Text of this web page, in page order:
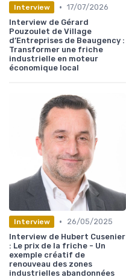
Interview • 17/07/2026
Interview de Gérard
Pouzoulet de Village
d’Entreprises de Beaugency :
Transformer une friche
industrielle en moteur
économique local
Interview •
26/05/2025
Interview de Hubert Cusenier
: Le prix de la friche - Un
exemple créatif de
renouveau des zones
industrielles abandonnées